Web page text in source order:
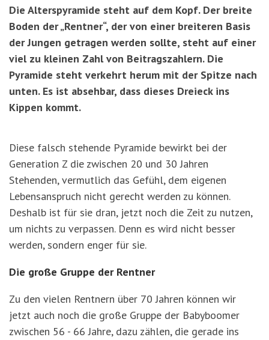
Die Alterspyramide steht auf dem Kopf. Der breite
Boden der „Rentner“, der von einer breiteren Basis
der Jungen getragen werden sollte, steht auf einer
viel zu kleinen Zahl von Beitragszahlern. Die
Pyramide steht verkehrt herum mit der Spitze nach
unten. Es ist absehbar, dass dieses Dreieck ins
Kippen kommt.
Diese falsch stehende Pyramide bewirkt bei der
Generation Z die zwischen 20 und 30 Jahren
Stehenden, vermutlich das Gefühl, dem eigenen
Lebensanspruch nicht gerecht werden zu können.
Deshalb ist für sie dran, jetzt noch die Zeit zu nutzen,
um nichts zu verpassen. Denn es wird nicht besser
werden, sondern enger für sie.
Die große Gruppe der Rentner
Zu den vielen Rentnern über 70 Jahren können wir
jetzt auch noch die große Gruppe der Babyboomer
zwischen 56 - 66 Jahre, dazu zählen, die gerade ins